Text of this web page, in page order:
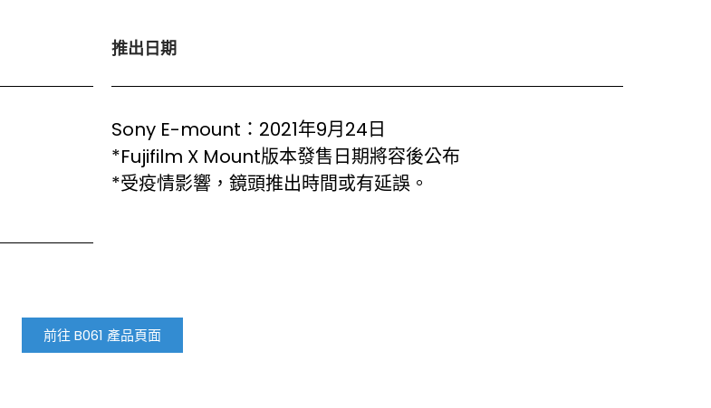
推出日期
Sony E-mount：2021年9月24日
*Fujifilm X Mount版本發售日期將容後公布
*受疫情影響，鏡頭推出時間或有延誤。
前往 B061 產品頁面